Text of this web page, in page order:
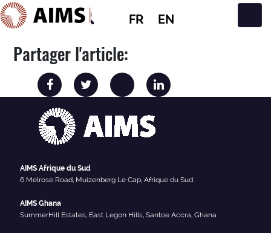
FR EN
Navigation principale
Partager l'article:
AIMS Afrique du Sud
6 Melrose Road, Muizenberg Le Cap, Afrique du Sud
AIMS Ghana
SummerHill Estates, East Legon Hills, Santoe Accra, Ghana